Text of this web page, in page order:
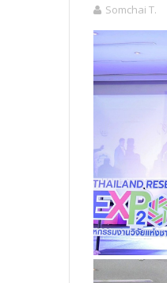
Somchai T.